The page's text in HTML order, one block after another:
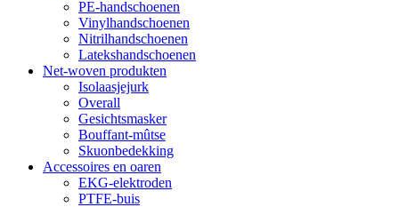
PE-handschoenen
Vinylhandschoenen
Nitrilhandschoenen
Latekshandschoenen
Net-woven produkten
Isolaasjejurk
Overall
Gesichtsmasker
Bouffant-mûtse
Skuonbedekking
Accessoires en oaren
EKG-elektroden
PTFE-buis